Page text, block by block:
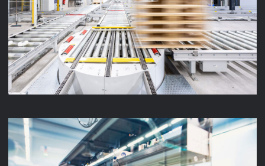
LENZE INTRALOGISTIK